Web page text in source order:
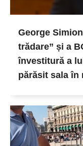
George
trădare” și a
învestitură a
părăsit sala în